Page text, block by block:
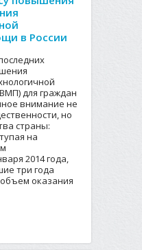
в России
для граждан
внимание не
но
страны:
на
2014 года,
три года
оказания